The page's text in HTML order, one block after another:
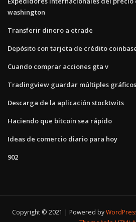
washington
Transferir dinero a etrade
Depósito con tarjeta de crédito
Cuando comprar acciones gta v
Tradingview guardar múltiples gráficos
Descarga de la aplicación stocktwits
Haciendo que bitcoin sea rápido
Ideas de comercio diario para hoy
902
Copyright © 2021 | Powered by